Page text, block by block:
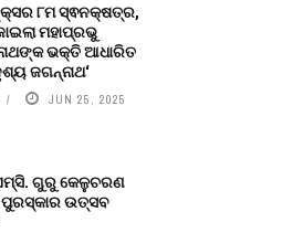
୮ମ ସ୍ଵନକ୍ଷତ୍ର,
ମହାପ୍ରଭୁ
ଭକ୍ତି ଆଧାରିତ
ଜଗନ୍ନାଥ‘
JUN 25, 2025
ଗୁରୁ କେଳୁଚରଣ
ପୁରସ୍କାର ଉତ୍ସବ